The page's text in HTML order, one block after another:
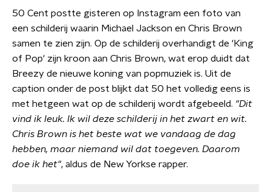
50 Cent postte gisteren op Instagram een foto van
een schilderij waarin Michael Jackson en Chris Brown
samen te zien zijn. Op de schilderij overhandigt de 'King
of Pop' zijn kroon aan Chris Brown, wat erop duidt dat
Breezy de nieuwe koning van popmuziek is. Uit de
caption onder de post blijkt dat 50 het volledig eens is
met hetgeen wat op de schilderij wordt afgebeeld. "Dit
vind ik leuk. Ik wil deze schilderij in het zwart en wit.
Chris Brown is het beste wat we vandaag de dag
hebben, maar niemand wil dat toegeven. Daarom
doe ik het", aldus de New Yorkse rapper.